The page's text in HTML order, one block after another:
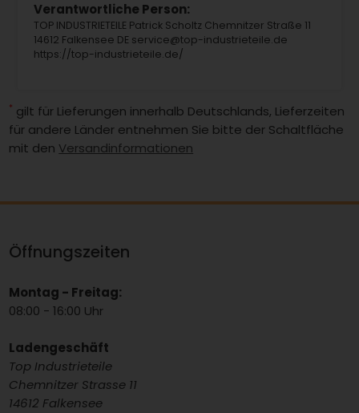
Verantwortliche Person:
TOP INDUSTRIETEILE Patrick Scholtz Chemnitzer Straße 11
14612 Falkensee DE service@top-industrieteile.de
https://top-industrieteile.de/
* gilt für Lieferungen innerhalb Deutschlands, Lieferzeiten
für andere Länder entnehmen Sie bitte der Schaltfläche
mit den Versandinformationen
Öffnungszeiten
Montag - Freitag:
08:00 - 16:00 Uhr
Ladengeschäft
Top Industrieteile
Chemnitzer Strasse 11
14612 Falkensee